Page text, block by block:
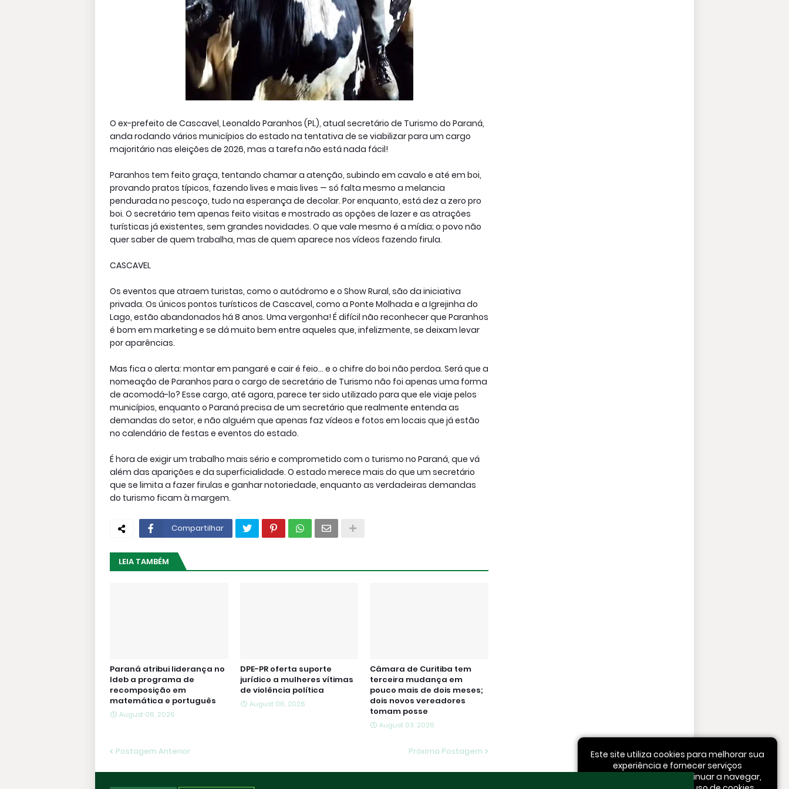
O ex-prefeito de Cascavel, Leonaldo Paranhos (PL), atual secretário de Turismo do Paraná,
anda rodando vários municípios do estado na tentativa de se viabilizar para um cargo
majoritário nas eleições de 2026, mas a tarefa não está nada fácil!
Paranhos tem feito graça, tentando chamar a atenção, subindo em cavalo e até em boi,
provando pratos típicos, fazendo lives e mais lives — só falta mesmo a melancia
pendurada no pescoço, tudo na esperança de decolar. Por enquanto, está dez a zero pro
boi. O secretário tem apenas feito visitas e mostrado as opções de lazer e as atrações
turísticas já existentes, sem grandes novidades. O que vale mesmo é a mídia; o povo não
quer saber de quem trabalha, mas de quem aparece nos vídeos fazendo firula.
CASCAVEL
Os eventos que atraem turistas, como o autódromo e o Show Rural, são da iniciativa
privada. Os únicos pontos turísticos de Cascavel, como a Ponte Molhada e a Igrejinha do
Lago, estão abandonados há 8 anos. Uma vergonha! É difícil não reconhecer que Paranhos
é bom em marketing e se dá muito bem entre aqueles que, infelizmente, se deixam levar
por aparências.
Mas fica o alerta: montar em pangaré e cair é feio… e o chifre do boi não perdoa. Será que a
nomeação de Paranhos para o cargo de secretário de Turismo não foi apenas uma forma
de acomodá-lo? Esse cargo, até agora, parece ter sido utilizado para que ele viaje pelos
municípios, enquanto o Paraná precisa de um secretário que realmente entenda as
demandas do setor, e não alguém que apenas faz vídeos e fotos em locais que já estão
no calendário de festas e eventos do estado.
É hora de exigir um trabalho mais sério e comprometido com o turismo no Paraná, que vá
além das aparições e da superficialidade. O estado merece mais do que um secretário
que se limita a fazer firulas e ganhar notoriedade, enquanto as verdadeiras demandas
do turismo ficam à margem.
Compartilhar
LEIA TAMBÉM
Paraná atribui liderança no
Ideb a programa de
recomposição em
matemática e português
August 06, 2026
DPE-PR oferta suporte
jurídico a mulheres vítimas
de violência política
August 06, 2026
Câmara de Curitiba tem
terceira mudança em
pouco mais de dois meses;
dois novos vereadores
tomam posse
August 03, 2026
Postagem Anterior Próxima Postagem
Este site utiliza cookies para melhorar sua
experiência e fornecer serviços
personalizados. Ao continuar a navegar,